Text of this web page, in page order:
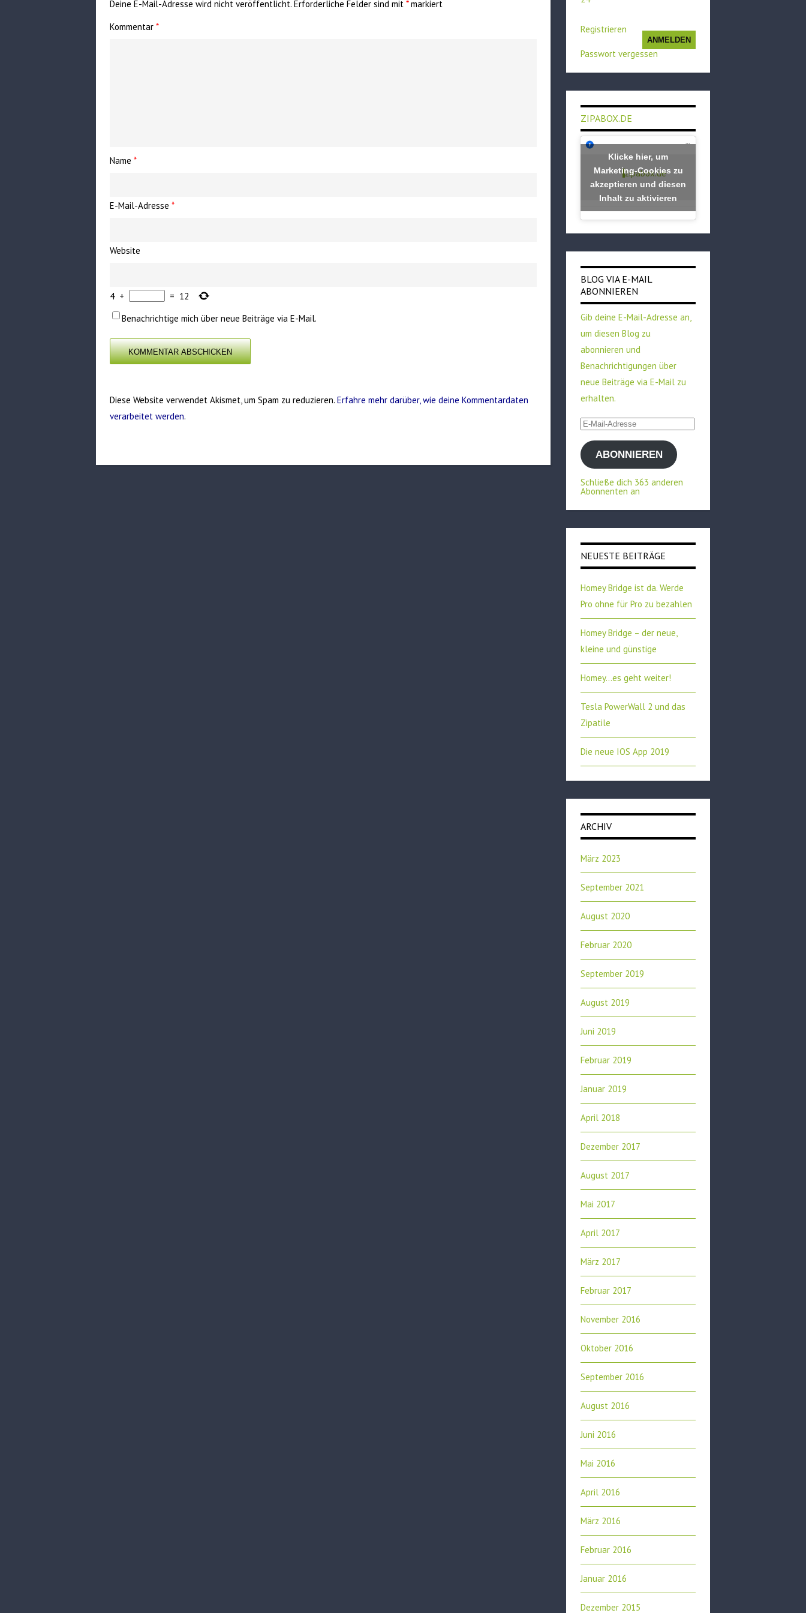
Deine E-Mail-Adresse wird nicht veröffentlicht. Erforderliche Felder sind mit *markiert
Kommentar *
Name *
E-Mail-Adresse *
Website
4 + = 12
Benachrichtige mich über neue Beiträge via E-Mail.
Diese Website verwendet Akismet, um Spam zu reduzieren. Erfahre mehr darüber, wie deine Kommentardaten
verarbeitet werden.
ANMELDEN
Registrieren
Passwort vergessen
ZIPABOX.DE
zipabox.de
Klicke hier, um
Marketing-Cookies zu
akzeptieren und diesen
Inhalt zu aktivieren
BLOG VIA E-MAIL
ABONNIEREN
Gib deine E-Mail-Adresse an,
um diesen Blog zu
abonnieren und
Benachrichtigungen über
neue Beiträge via E-Mail zu
erhalten.
E-
Mail-
AdresseABONNIEREN
Schließe dich 363 anderen
Abonnenten an
NEUESTE BEITRÄGE
Homey Bridge ist da. Werde
Pro ohne für Pro zu bezahlen
Homey Bridge – der neue,
kleine und günstige
Homey…es geht weiter!
Tesla PowerWall 2 und das
Zipatile
Die neue IOS App 2019
ARCHIV
März 2023
September 2021
August 2020
Februar 2020
September 2019
August 2019
Juni 2019
Februar 2019
Januar 2019
April 2018
Dezember 2017
August 2017
Mai 2017
April 2017
März 2017
Februar 2017
November 2016
Oktober 2016
September 2016
August 2016
Juni 2016
Mai 2016
April 2016
März 2016
Februar 2016
Januar 2016
Dezember 2015